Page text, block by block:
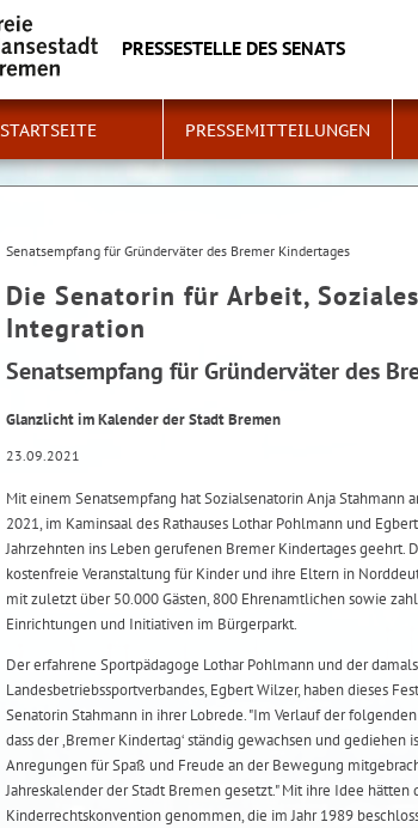
PRESSESTELLE DES SENATS
STARTSEITE PRESSEMITTEILUNGEN
Senatsempfang für Gründerväter des Bremer Kindertages
Die Senatorin für Arbeit,
Integration
Senatsempfang für Gründerväter des
Glanzlicht im Kalender der Stadt Bremen
23.09.2021
Mit einem Senatsempfang hat Sozialsenatorin Anja Stahmann
2021, im Kaminsaal des Rathauses Lothar Pohlmann und
Jahrzehnten ins Leben gerufenen Bremer Kindertages geehrt.
kostenfreie Veranstaltung für Kinder und ihre Eltern in
mit zuletzt über 50.000 Gästen, 800 Ehrenamtlichen sowie
Einrichtungen und Initiativen im Bürgerparkt.
Der erfahrene Sportpädagoge Lothar Pohlmann und der
Landesbetriebssportverbandes, Egbert Wilzer, haben dieses
Senatorin Stahmann in ihrer Lobrede. "Im Verlauf der
dass der ,Bremer Kindertag‘ ständig gewachsen und gediehen
Anregungen für Spaß und Freude an der Bewegung
Jahreskalender der Stadt Bremen gesetzt." Mit ihre Idee
Kinderrechtskonvention genommen, die im Jahr 1989